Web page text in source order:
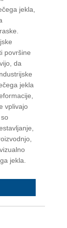
jekla,
površine
da
jekla
vplivajo
jekla.